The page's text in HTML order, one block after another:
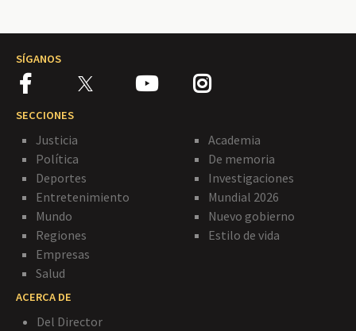
SÍGANOS
SECCIONES
Justicia
Política
Deportes
Entretenimiento
Mundo
Regiones
Empresas
Salud
Academia
De memoria
Investigaciones
Mundial 2026
Nuevo gobierno
Estilo de vida
ACERCA DE
Del Director